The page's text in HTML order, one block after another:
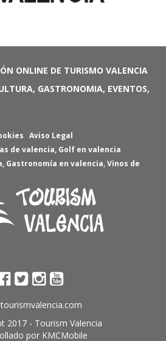
ONLINE DE TURISMO VALENCIA
GASTRONOMIA, EVENTOS,
Aviso Legal
de valencia, Golf en valencia
, Gastronomía en valencia,Vinos de
2017 - Tourism Valencia
por KMCMobile